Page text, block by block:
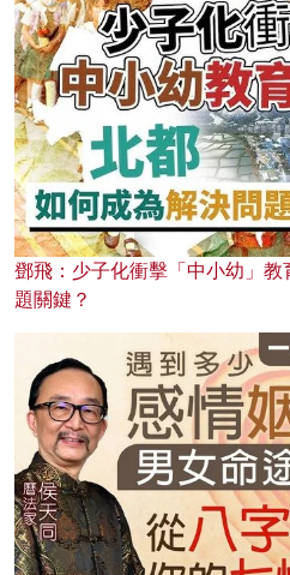
鄧飛：少子化衝擊「中小幼」
題關鍵？